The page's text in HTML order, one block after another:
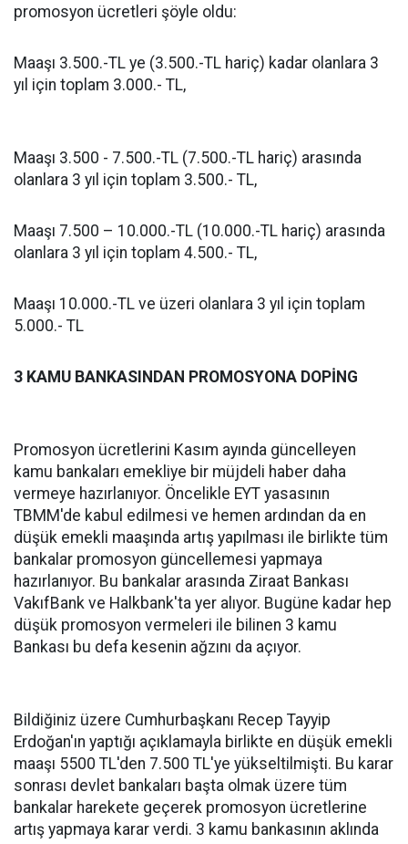
promosyon ücretleri şöyle oldu:
Maaşı 3.500.-TL ye (3.500.-TL hariç) kadar olanlara 3
yıl için toplam 3.000.- TL,
Maaşı 3.500 - 7.500.-TL (7.500.-TL hariç) arasında
olanlara 3 yıl için toplam 3.500.- TL,
Maaşı 7.500 – 10.000.-TL (10.000.-TL hariç) arasında
olanlara 3 yıl için toplam 4.500.- TL,
Maaşı 10.000.-TL ve üzeri olanlara 3 yıl için toplam
5.000.- TL
3 KAMU BANKASINDAN PROMOSYONA DOPİNG
Promosyon ücretlerini Kasım ayında güncelleyen
kamu bankaları emekliye bir müjdeli haber daha
vermeye hazırlanıyor. Öncelikle EYT yasasının
TBMM'de kabul edilmesi ve hemen ardından da en
düşük emekli maaşında artış yapılması ile birlikte tüm
bankalar promosyon güncellemesi yapmaya
hazırlanıyor. Bu bankalar arasında Ziraat Bankası
VakıfBank ve Halkbank'ta yer alıyor. Bugüne kadar hep
düşük promosyon vermeleri ile bilinen 3 kamu
Bankası bu defa kesenin ağzını da açıyor.
Bildiğiniz üzere Cumhurbaşkanı Recep Tayyip
Erdoğan'ın yaptığı açıklamayla birlikte en düşük emekli
maaşı 5500 TL'den 7.500 TL'ye yükseltilmişti. Bu karar
sonrası devlet bankaları başta olmak üzere tüm
bankalar harekete geçerek promosyon ücretlerine
artış yapmaya karar verdi. 3 kamu bankasının aklında